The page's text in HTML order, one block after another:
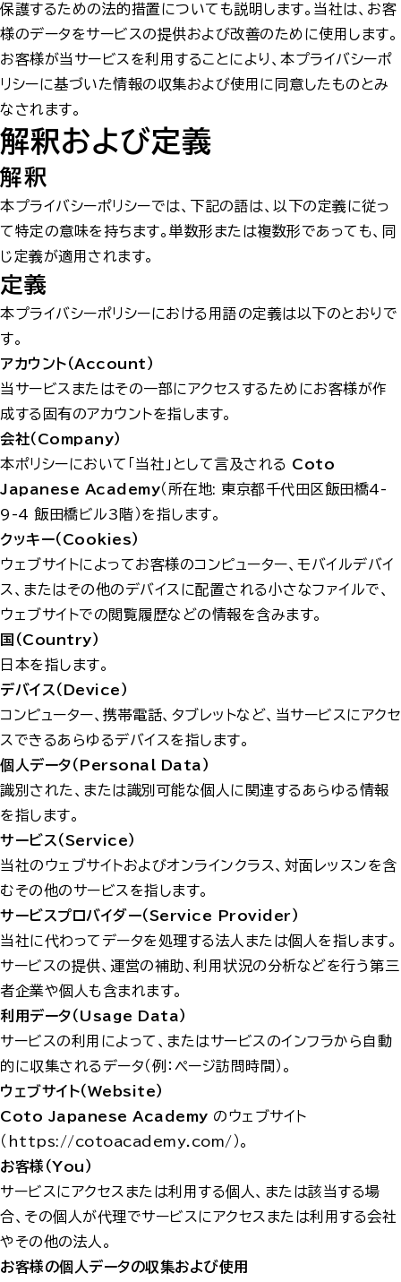
保護するための法的措置についても説明します。当社は、お客
様のデータをサービスの提供および改善のために使用します。
お客様が当サービスを利用することにより、本プライバシーポ
リシーに基づいた情報の収集および使用に同意したものとみ
なされます。
解釈および定義
解釈
本プライバシーポリシーでは、下記の語は、以下の定義に従っ
て特定の意味を持ちます。単数形または複数形であっても、同
じ定義が適用されます。
定義
本プライバシーポリシーにおける用語の定義は以下のとおりで
す。
アカウント（Account）
当サービスまたはその一部にアクセスするためにお客様が作
成する固有のアカウントを指します。
会社（Company）
本ポリシーにおいて「当社」として言及される Coto
Japanese Academy（所在地: 東京都千代田区飯田橋4-
9-4 飯田橋ビル3階）を指します。
クッキー（Cookies）
ウェブサイトによってお客様のコンピューター、モバイルデバイ
ス、またはその他のデバイスに配置される小さなファイルで、
ウェブサイトでの閲覧履歴などの情報を含みます。
国（Country）
日本を指します。
デバイス（Device）
コンピューター、携帯電話、タブレットなど、当サービスにアクセ
スできるあらゆるデバイスを指します。
個人データ（Personal Data）
識別された、または識別可能な個人に関連するあらゆる情報
を指します。
サービス（Service）
当社のウェブサイトおよびオンラインクラス、対面レッスンを含
むその他のサービスを指します。
サービスプロバイダー（Service Provider）
当社に代わってデータを処理する法人または個人を指します。
サービスの提供、運営の補助、利用状況の分析などを行う第三
者企業や個人も含まれます。
利用データ（Usage Data）
サービスの利用によって、またはサービスのインフラから自動
的に収集されるデータ（例：ページ訪問時間）。
ウェブサイト（Website）
Coto Japanese Academy のウェブサイト
（ https://cotoacademy.com/ ）。
お客様（You）
サービスにアクセスまたは利用する個人、または該当する場
合、その個人が代理でサービスにアクセスまたは利用する会社
やその他の法人。
お客様の個人データの収集および使用